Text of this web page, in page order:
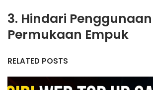
3. Hindari
Permukaan Empuk
RELATED POSTS